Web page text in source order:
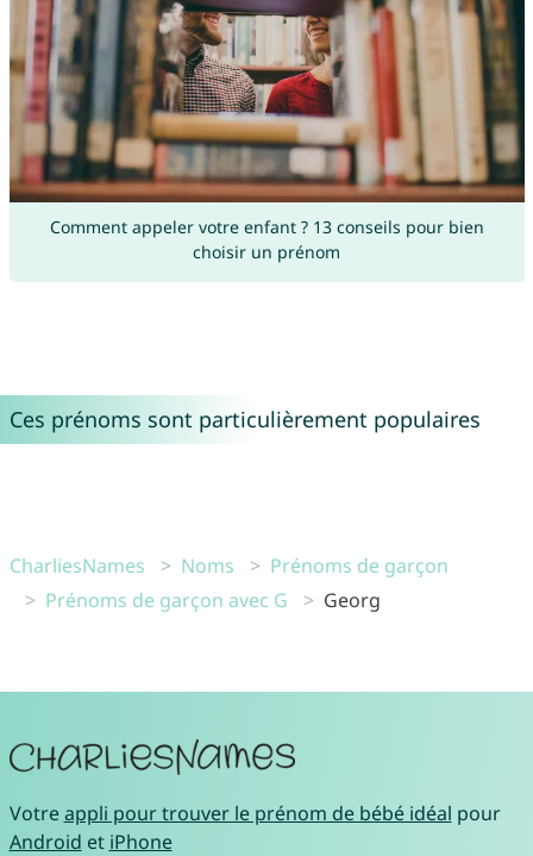
Comment appeler votre enfant ? 13 conseils pour bien
choisir un prénom
Ces prénoms sont particulièrement populaires
CharliesNames Noms
Prénoms de garçon
Prénoms de garçon avec G
Georg
Votreappli pour trouver le prénom de bébé idéal pour
Android et iPhone